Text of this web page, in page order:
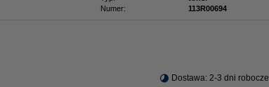
Numer: 113R00694
Dostawa: 2-3 dni robocze